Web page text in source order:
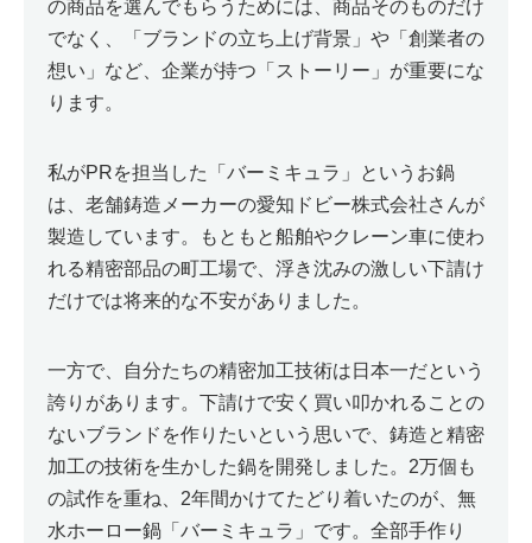
の商品を選んでもらうためには、商品そのものだけ
でなく、「ブランドの立ち上げ背景」や「創業者の
想い」など、企業が持つ「ストーリー」が重要にな
ります。
私がPRを担当した「バーミキュラ」というお鍋
は、老舗鋳造メーカーの愛知ドビー株式会社さんが
製造しています。もともと船舶やクレーン車に使わ
れる精密部品の町工場で、浮き沈みの激しい下請け
だけでは将来的な不安がありました。
一方で、自分たちの精密加工技術は日本一だという
誇りがあります。下請けで安く買い叩かれることの
ないブランドを作りたいという思いで、鋳造と精密
加工の技術を生かした鍋を開発しました。2万個も
の試作を重ね、2年間かけてたどり着いたのが、無
水ホーロー鍋「バーミキュラ」です。全部手作り